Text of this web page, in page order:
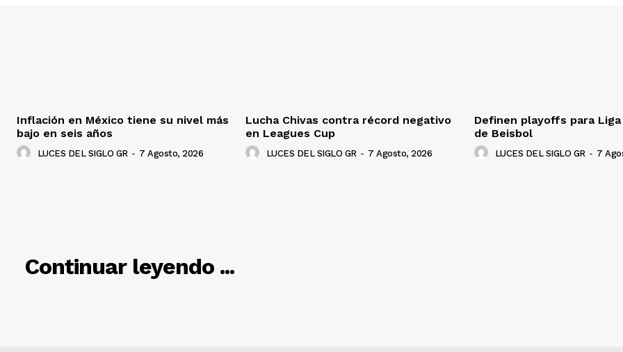
Inflación en México tiene su nivel más
bajo en seis años
LUCES DEL SIGLO GR - 7 Agosto, 2026
Lucha Chivas contra récord negativo
en Leagues Cup
LUCES DEL SIGLO GR - 7 Agosto, 2026
Definen playoffs para Liga
de Beisbol
LUCES DEL SIGLO GR - 7
Continuar leyendo ...
RELACIONADO